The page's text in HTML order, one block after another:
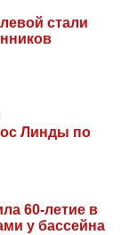
стали
Линды по
60-летие в
у бассейна